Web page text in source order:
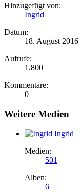
Hinzugefügt von:
Ingrid
Datum:
18. August 2016
Aufrufe:
1.800
Kommentare:
0
Weitere Medien
Ingrid
Medien:
501
Alben:
6